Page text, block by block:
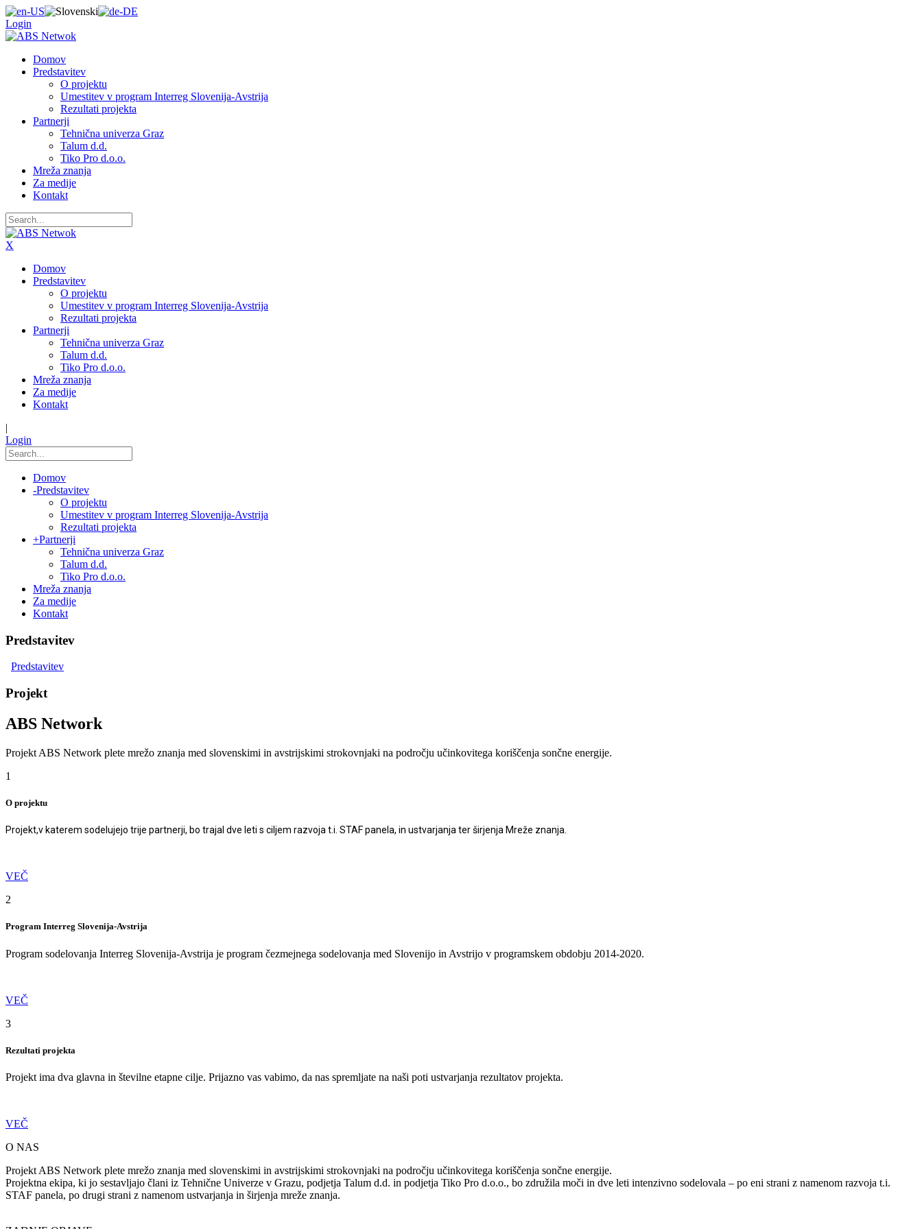
Login
Domov
Predstavitev
O projektu
Umestitev v program Interreg Slovenija-Avstrija
Rezultati projekta
Partnerji
Tehnična univerza Graz
Talum d.d.
Tiko Pro d.o.o.
Mreža znanja
Za medije
Kontakt
X
Domov
Predstavitev
O projektu
Umestitev v program Interreg Slovenija-Avstrija
Rezultati projekta
Partnerji
Tehnična univerza Graz
Talum d.d.
Tiko Pro d.o.o.
Mreža znanja
Za medije
Kontakt
|
Login
Domov
-Predstavitev
O projektu
Umestitev v program Interreg Slovenija-Avstrija
Rezultati projekta
+Partnerji
Tehnična univerza Graz
Talum d.d.
Tiko Pro d.o.o.
Mreža znanja
Za medije
Kontakt
Predstavitev
Predstavitev
Projekt
ABS Network
Projekt ABS Network plete mrežo znanja med slovenskimi in avstrijskimi strokovnjaki na področju učinkovitega koriščenja sončne energije.
1
O projektu
Projekt,v katerem sodelujejo trije partnerji, bo trajal dve leti s ciljem razvojat.i. STAF panela, in ustvarjanja terširjenja Mreže znanja.
VEČ
2
Program Interreg Slovenija-Avstrija
Program sodelovanja Interreg Slovenija-Avstrija je program čezmejnega sodelovanja med Slovenijo in Avstrijo v programskem obdobju 2014-2020.
VEČ
3
Rezultati projekta
Projekt ima dva glavna in številne etapne cilje. Prijazno vas vabimo, da nas spremljate na naši poti ustvarjanja rezultatov projekta.
VEČ
O NAS
Projekt ABS Network plete mrežo znanja med slovenskimi in avstrijskimi strokovnjaki na področju učinkovitega koriščenja sončne energije.
Projektna ekipa, ki jo sestavljajo člani iz Tehnične Univerze v Grazu, podjetja Talum d.d. in podjetja Tiko Pro d.o.o., bo združila moči in dve leti intenzivno sodelovala – po eni strani z namenom razvoja t.i.
STAF panela, po drugi strani z namenom ustvarjanja in širjenja mreže znanja.